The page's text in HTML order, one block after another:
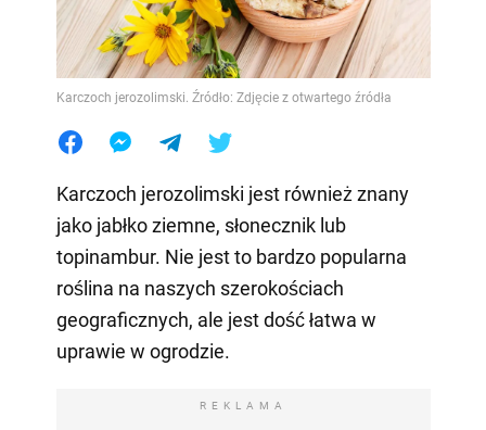
Karczoch jerozolimski. Źródło: Zdjęcie z otwartego źródła
Karczoch jerozolimski jest również znany
jako jabłko ziemne, słonecznik lub
topinambur. Nie jest to bardzo popularna
roślina na naszych szerokościach
geograficznych, ale jest dość łatwa w
uprawie w ogrodzie.
REKLAMA